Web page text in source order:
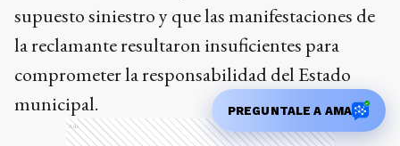
supuesto siniestro y que las manifestaciones de
la reclamante resultaron insuficientes para
comprometer la responsabilidad del Estado
municipal.
Ads
PREGUNTALE A AMA